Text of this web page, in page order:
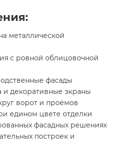
металлической
с ровной облицовочной
фасады
и декоративные экраны
ворот и проёмов
едином цвете отделки
фасадных решениях
построек и